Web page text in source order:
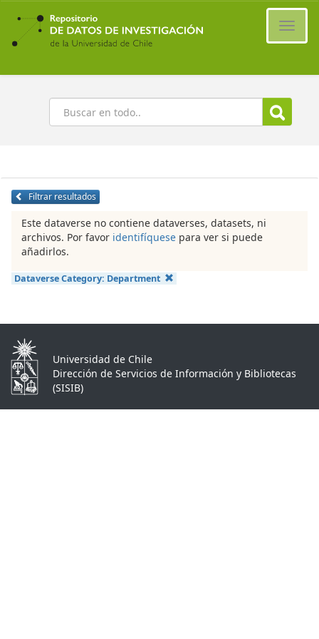
Ir
contenido
principal
Buscar
Filtrar resultados
Este dataverse no contiene dataverses, datasets, ni
archivos. Por favor identifíquese para ver si puede
añadirlos.
Dataverse Category: Department
Universidad de Chile
Dirección de Servicios de Información y Bibliotecas
(SISIB)